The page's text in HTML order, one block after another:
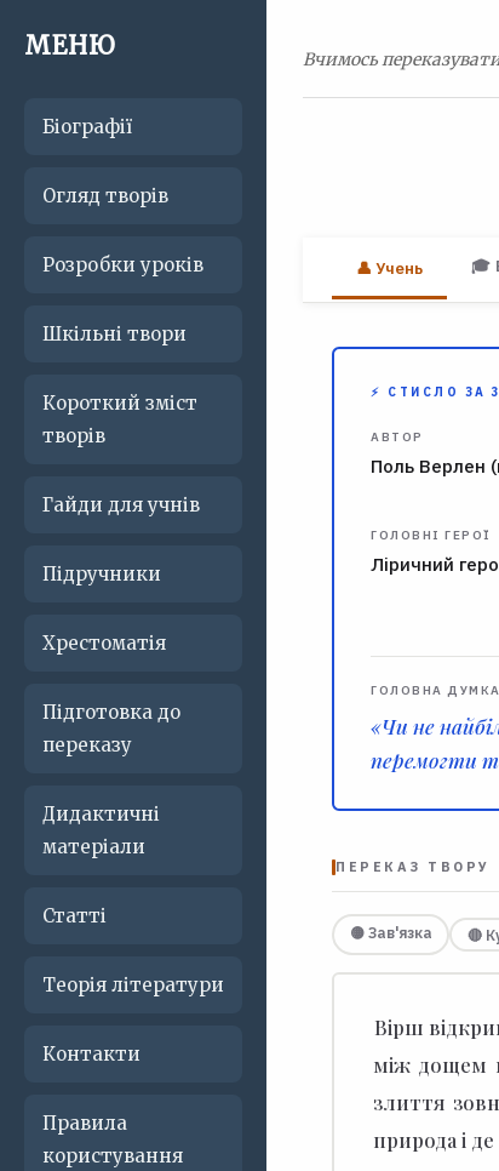
МЕНЮ
Біографії
Огляд творів
Розробки уроків
Шкільні твори
Короткий зміст
творів
Гайди для учнів
Підручники
Хрестоматія
Підготовка до
переказу
Дидактичні
матеріали
Статті
Теорія літератури
Контакти
Правила
користування
Вчимось
👤 Учень 🎓
⚡ СТИСЛО ЗА
АВТОР
Поль Верлен
ГОЛОВНІ ГЕРОЇ
Ліричний
ГОЛОВНА
«Чи не
перемогти
ПЕРЕКАЗ ТВОРУ
🟡 Зав'язка 🔴
Вірш
між дощем
злиття
природа і